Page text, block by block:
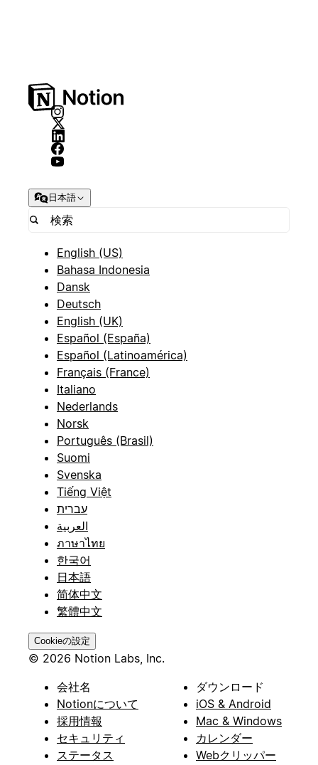
日本語
English (US)
Bahasa Indonesia
Dansk
Deutsch
English (UK)
Español (España)
Español (Latinoamérica)
Français (France)
Italiano
Nederlands
Norsk
Português (Brasil)
Suomi
Svenska
Tiếng Việt
עברית
العربية
ภาษาไทย
한국어
日本語
简体中文
繁體中文
Cookieの設定
© 2026 Notion Labs, Inc.
会社名
Notionについて
採用情報
セキュリティ
ステータス
ダウンロード
iOS & Android
Mac & Windows
カレンダー
Webクリッパー